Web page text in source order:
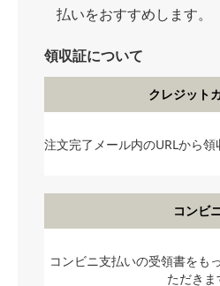
払いをおすすめします。
領収証について
クレジット
注文完了メール内のURLから領
コンビ
コンビニ支払いの受領書をも
ただきま